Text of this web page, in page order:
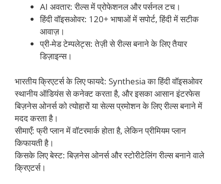
AI अवतार: रील्स में प्रोफेशनल और पर्सनल टच।
हिंदी वॉइसओवर: 120+ भाषाओं में सपोर्ट, हिंदी में सटीक
आवाज़।
प्री-मेड टेम्पलेट्स: तेज़ी से रील्स बनाने के लिए तैयार
डिज़ाइन्स।
भारतीय क्रिएटर्स के लिए फायदे: Synthesia का हिंदी वॉइसओवर
स्थानीय ऑडियंस से कनेक्ट करता है, और इसका आसान इंटरफेस
बिज़नेस ओनर्स को त्योहारों या सेल्स प्रमोशन के लिए रील्स बनाने में
मदद करता है।
सीमाएँ: फ्री प्लान में वॉटरमार्क होता है, लेकिन प्रीमियम प्लान
किफायती है।
किसके लिए बेस्ट: बिज़नेस ओनर्स और स्टोरीटेलिंग रील्स बनाने वाले
क्रिएटर्स।